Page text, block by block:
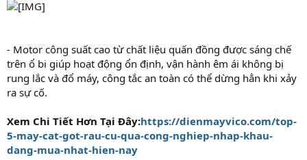
- Motor công suất cao từ chất liệu quấn đồng được sáng chế
trên ổ bi giúp hoạt động ổn định, vận hành êm ái không bị
rung lắc và đổ máy, công tắc an toàn có thể dừng hẳn khi xảy
ra sự cố.
Xem Chi Tiết Hơn Tại Đây:https://dienmayvico.com/top-
5-may-cat-got-rau-cu-qua-cong-nghiep-nhap-khau-
dang-mua-nhat-hien-nay